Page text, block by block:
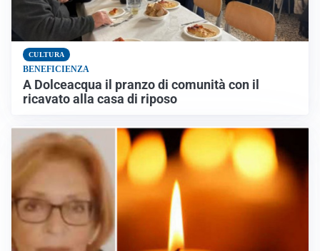
CULTURA
BENEFICIENZA
A Dolceacqua il pranzo di comunità con il
ricavato alla casa di riposo